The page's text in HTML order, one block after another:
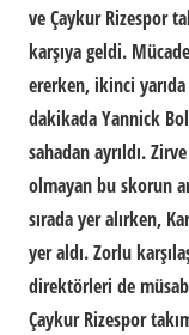
ve Çaykur Rizespor
karşıya geldi.
ererken, ikinci
dakikada Yannick
sahadan ayrıldı.
olmayan bu skorun
sırada yer alırken,
yer aldı. Zorlu
direktörleri de
Çaykur Rizespor